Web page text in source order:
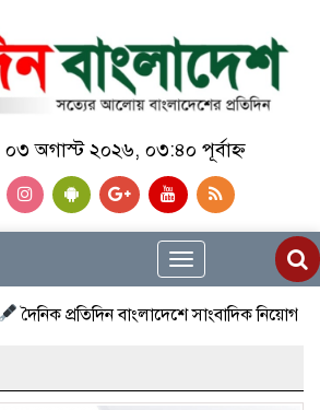
অগাস্ট ২০২৬, ০৩:৪০ পূর্বাহ্ন
Toggle
navigation
দৈনিক প্রতিদিন বাংলাদেশে সাংবাদিক নিয়োগ